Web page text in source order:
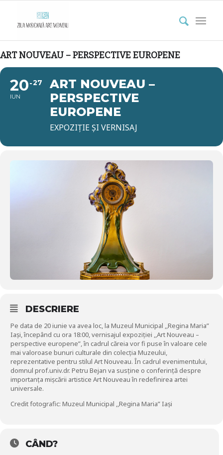
ART NOUVEAU – PERSPECTIVE EUROPENE
20
IUN
27
ART NOUVEAU –
PERSPECTIVE
EUROPENE
EXPOZIȚIE ȘI VERNISAJ
DESCRIERE
Pe data de 20 iunie va avea loc, la Muzeul Municipal ,,Regina Maria”
Iași, începând cu ora 18:00, vernisajul expoziției ,,Art Nouveau –
perspective europene”, în cadrul căreia vor fi puse în valoare cele
mai valoroase bunuri culturale din colecția Muzeului,
reprezentative pentru stilul Art Nouveau. În cadrul evenimentului,
domnul prof.univ.dr. Petru Bejan va susține o conferință despre
importanța mișcării artistice Art Nouveau în redefinirea artei
universale.
Credit fotografic: Muzeul Municipal ,,Regina Maria” Iași
CÂND?